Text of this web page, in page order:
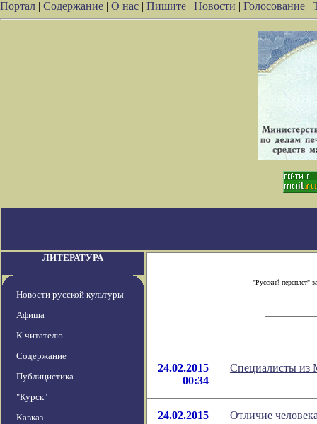
Портал | Содержание | О нас | Пишите | Новости | Голосование |
ЛИТЕРАТУРА
Новости русской культуры
Афиша
К читателю
Содержание
Публицистика
"Курск"
Кавказ
"Русский переплет"
24.02.2015
00:34
Специалисты из
24.02.2015
Отличие